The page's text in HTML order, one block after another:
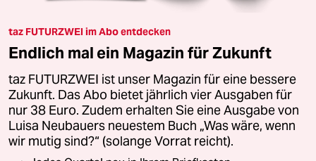
taz FUTURZWEI im Abo entdecken
Endlich mal ein Magazin für Zukunft
taz FUTURZWEI ist unser Magazin für eine bessere
Zukunft. Das Abo bietet jährlich vier Ausgaben für
nur 38 Euro. Zudem erhalten Sie eine Ausgabe von
Luisa Neubauers neuestem Buch „Was wäre, wenn
wir mutig sind?“ (solange Vorrat reicht).